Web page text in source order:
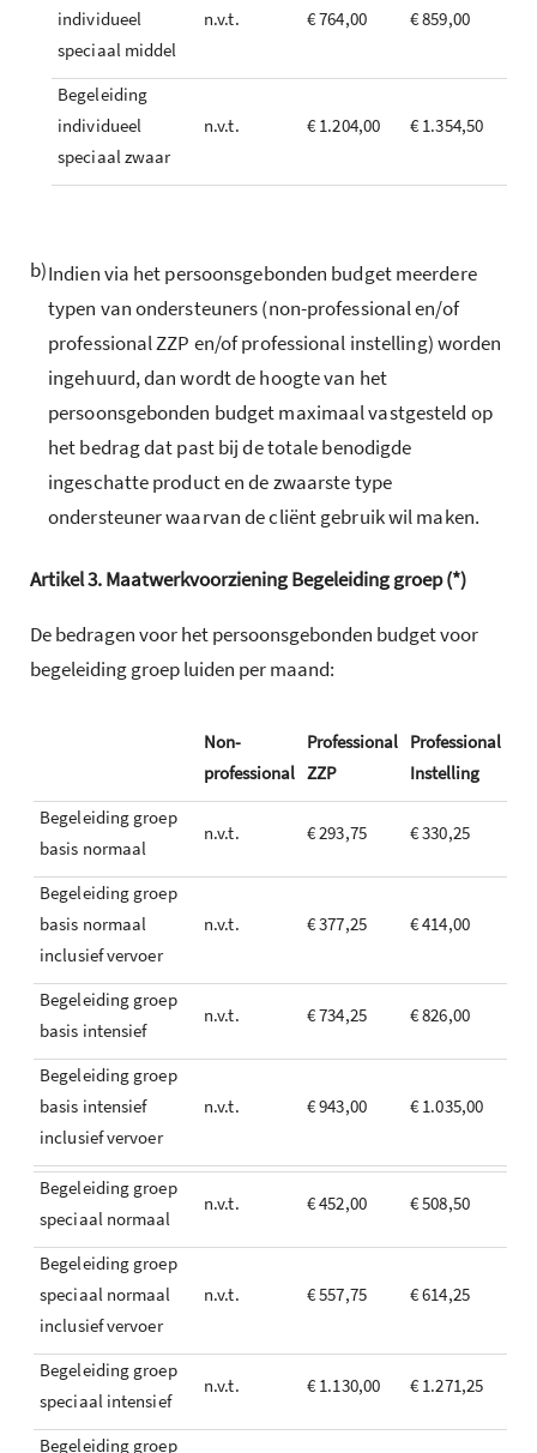
individueel
speciaal middel
n.v.t. € 764,00 € 859,00
Begeleiding
individueel
speciaal zwaar
n.v.t. € 1.204,00 € 1.354,50
b)Indien via het persoonsgebonden budget meerdere
typen van ondersteuners (non-professional en/of
professional ZZP en/of professional instelling) worden
ingehuurd, dan wordt de hoogte van het
persoonsgebonden budget maximaal vastgesteld op
het bedrag dat past bij de totale benodigde
ingeschatte product en de zwaarste type
ondersteuner waarvan de cliënt gebruik wil maken.
Artikel3.Maatwerkvoorziening Begeleiding groep (*)
De bedragen voor het persoonsgebonden budget voor
begeleiding groep luiden per maand:
Non-
professional
Professional
ZZP
Professional
Instelling
Begeleiding groep
basis normaal
n.v.t. € 293,75 € 330,25
Begeleiding groep
basis normaal
inclusief vervoer
n.v.t. € 377,25 € 414,00
Begeleiding groep
basis intensief
n.v.t. € 734,25 € 826,00
Begeleiding groep
basis intensief
inclusief vervoer
n.v.t. € 943,00 € 1.035,00
Begeleiding groep
speciaal normaal
n.v.t. € 452,00 € 508,50
Begeleiding groep
speciaal normaal
inclusief vervoer
n.v.t. € 557,75 € 614,25
Begeleiding groep
speciaal intensief
n.v.t. € 1.130,00 € 1.271,25
Begeleiding groep